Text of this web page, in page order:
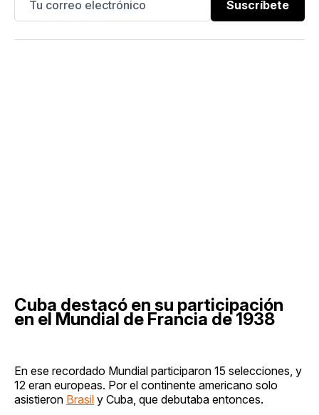
Suscríbete
Cuba destacó en su participación
en el Mundial de Francia de 1938
En ese recordado Mundial participaron 15 selecciones, y
12 eran europeas. Por el continente americano solo
asistieron Brasil y Cuba, que debutaba entonces.